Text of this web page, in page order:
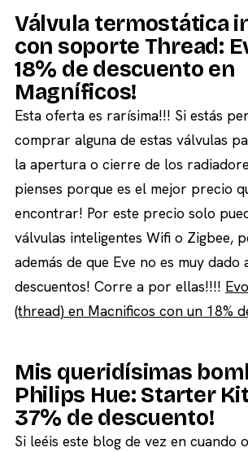
Válvula termostática
con soporte Thread:
18% de descuento en
Magníficos!
Esta oferta es rarísima!!! Si estás
comprar alguna de estas válvulas
la apertura o cierre de los
pienses porque es el mejor precio
encontrar! Por este precio solo
válvulas inteligentes Wifi o Zigbee,
además de que Eve no es muy dado
descuentos! Corre a por ellas!!!!
(thread) en Macnificos con un 18%
Mis queridísimas
Philips Hue: Starter
37% de descuento!
Si leéis este blog de vez en cuando